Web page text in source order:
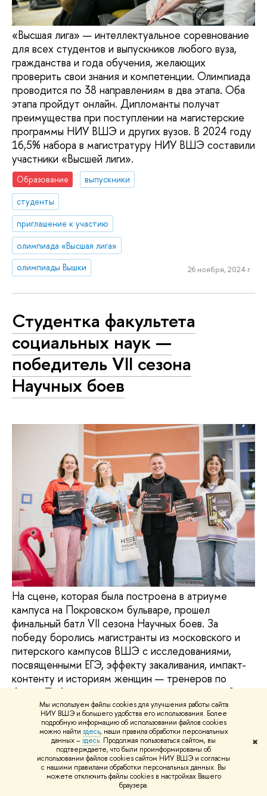
Мы используем файлы cookies для улучшения работы сайта
НИУ ВШЭ и большего удобства его использования. Более
подробную информацию об использовании файлов cookies
можно найти здесь, наши правила обработки персональных
данных –здесь. Продолжая пользоваться сайтом, вы
подтверждаете, что были проинформированы об
использовании файлов cookies сайтом НИУ ВШЭ и согласны
с нашими правилами обработки персональных данных. Вы
можете отключить файлы cookies в настройках Вашего
браузера.
✖
«Высшая лига» — интеллектуальное соревнование
для всех студентов и выпускников любого вуза,
гражданства и года обучения, желающих
проверить свои знания и компетенции. Олимпиада
проводится по 38 направлениям в два этапа. Оба
этапа пройдут онлайн. Дипломанты получат
преимущества при поступлении на магистерские
программы НИУ ВШЭ и других вузов. В 2024 году
16,5% набора в магистратуру НИУ ВШЭ составили
участники «Высшей лиги».
Образование
выпускники
студенты
приглашение к участию
олимпиада «Высшая лига»
олимпиады Вышки
26 ноября, 2024 г.
Студентка факультета
социальных наук —
победитель VII сезона
Научных боев
На сцене, которая была построена в атриуме
кампуса на Покровском бульваре, прошел
финальный батл VII сезона Научных боев. За
победу боролись магистранты из московского и
питерского кампусов ВШЭ с исследованиями,
посвященными ЕГЭ, эффекту закаливания, импакт-
контенту и историям женщин — тренеров по
боксу. Победителем сезона стала студентка 2-го
курса магистратуры «Позитивная
психология» Елизавета Белозерова.
студенты
репортаж о событии